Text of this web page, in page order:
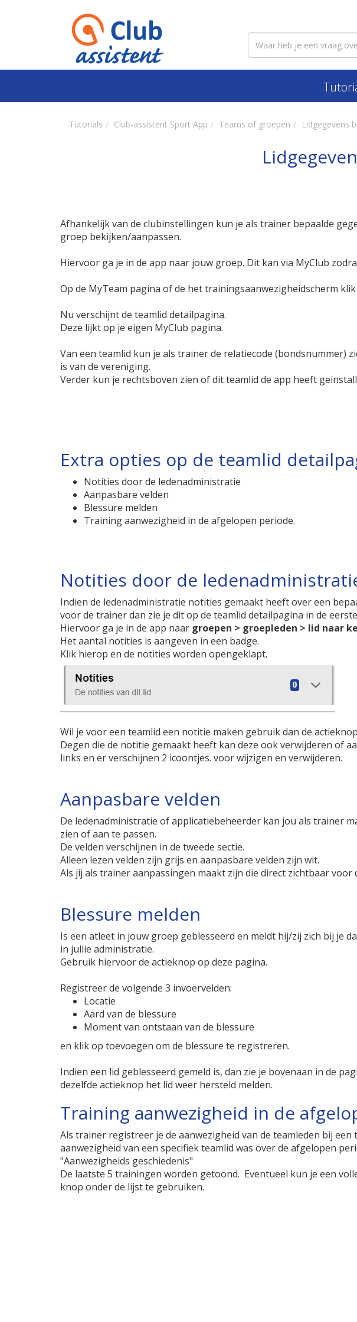
Tutorials Club-assistent Sport App Teams of groepen Lidgegevens
Afhankelijk van de clubinstellingen kun je als trainer bepaalde
groep bekijken/aanpassen.
Hiervoor ga je in de app naar jouw groep. Dit kan via MyClub
Op de MyTeam pagina of de het trainingsaanwezigheidscherm
Nu verschijnt de teamlid detailpagina.
Deze lijkt op je eigen MyClub pagina.
Van een teamlid kun je als trainer de relatiecode (bondsnummer)
is van de vereniging.
Verder kun je rechtsboven zien of dit teamlid de app heeft
Extra opties op de teamlid
Notities door de ledenadministratie
Aanpasbare velden
Blessure melden
Training aanwezigheid in de afgelopen periode.
Notities door de
Indien de ledenadministratie notities gemaakt heeft over een
voor de trainer dan zie je dit op de teamlid detailpagina in de
Hiervoor ga je in de app naar groepen > groepleden > lid naar
Het aantal notities is aangeven in een badge.
Klik hierop en de notities worden opengeklapt.
Wil je voor een teamlid een notitie maken gebruik dan de
Degen die de notitie gemaakt heeft kan deze ook verwijderen of
links en er verschijnen 2 icoontjes. voor wijzigen en verwijderen.
Aanpasbare velden
De ledenadministratie of applicatiebeheerder kan jou als trainer
zien of aan te passen.
De velden verschijnen in de tweede sectie.
Alleen lezen velden zijn grijs en aanpasbare velden zijn wit.
Als jij als trainer aanpassingen maakt zijn die direct zichtbaar voor
Blessure melden
Is een atleet in jouw groep geblesseerd en meldt hij/zij zich bij je
in jullie administratie.
Gebruik hiervoor de actieknop op deze pagina.
Registreer de volgende 3 invoervelden:
Locatie
Aard van de blessure
Moment van ontstaan van de blessure
en klik op toevoegen om de blessure te registreren.
Indien een lid geblesseerd gemeld is, dan zie je bovenaan in de
dezelfde actieknop het lid weer hersteld melden.
Training aanwezigheid in de
Als trainer registreer je de aanwezigheid van de teamleden bij een
aanwezigheid van een specifiek teamlid was over de afgelopen
"Aanwezigheids geschiedenis"
De laatste 5 trainingen worden getoond. Eventueel kun je een
knop onder de lijst te gebruiken.